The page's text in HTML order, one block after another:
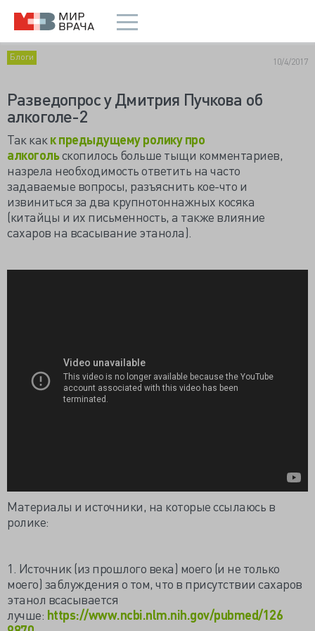
Блоги 10/4/2017
Разведопрос у Дмитрия Пучкова об
алкоголе-2
Так какк предыдущему ролику про
алкогольскопилось больше тыщи комментариев,
назрела необходимость ответить на часто
задаваемые вопросы, разъяснить кое-что и
извиниться за два крупнотоннажных косяка
(китайцы и их письменность, а также влияние
сахаров на всасывание этанола).
Материалы и источники, на которые ссылаюсь в
ролике:
1. Источник (из прошлого века) моего (и не только
моего) заблуждения о том, что в присутствии сахаров
этанол всасывается
лучше: https://www.ncbi.nlm.nih.gov/pubmed/126